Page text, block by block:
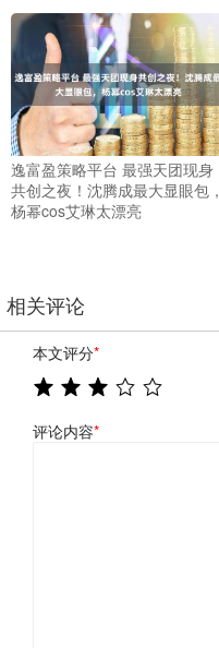
逸富盈策略平台 最强天团现身
共创之夜！沈腾成最大显眼包，
杨幂cos艾琳太漂亮
相关评论
本文评分*
评论内容*